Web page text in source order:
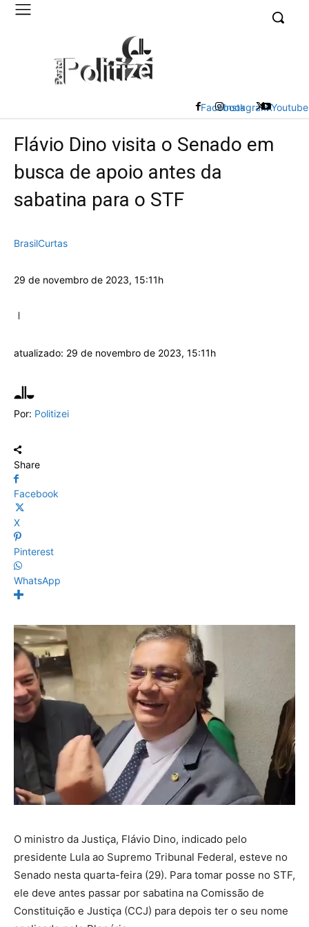
FacebookInstagramXYoutube
Flávio Dino visita o Senado em
busca de apoio antes da
sabatina para o STF
BrasilCurtas
29 de novembro de 2023, 15:11h
atualizado: 29 de novembro de 2023, 15:11h
Por: Politizei
Share
Facebook
X
Pinterest
WhatsApp
O ministro da Justiça, Flávio Dino, indicado pelo
presidente Lula ao Supremo Tribunal Federal, esteve no
Senado nesta quarta-feira (29). Para tomar posse no STF,
ele deve antes passar por sabatina na Comissão de
Constituição e Justiça (CCJ) para depois ter o seu nome